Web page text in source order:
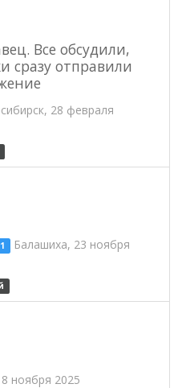
Все обсудили,
сразу отправили
28 февраля
Балашиха, 23 ноября
ноября 2025